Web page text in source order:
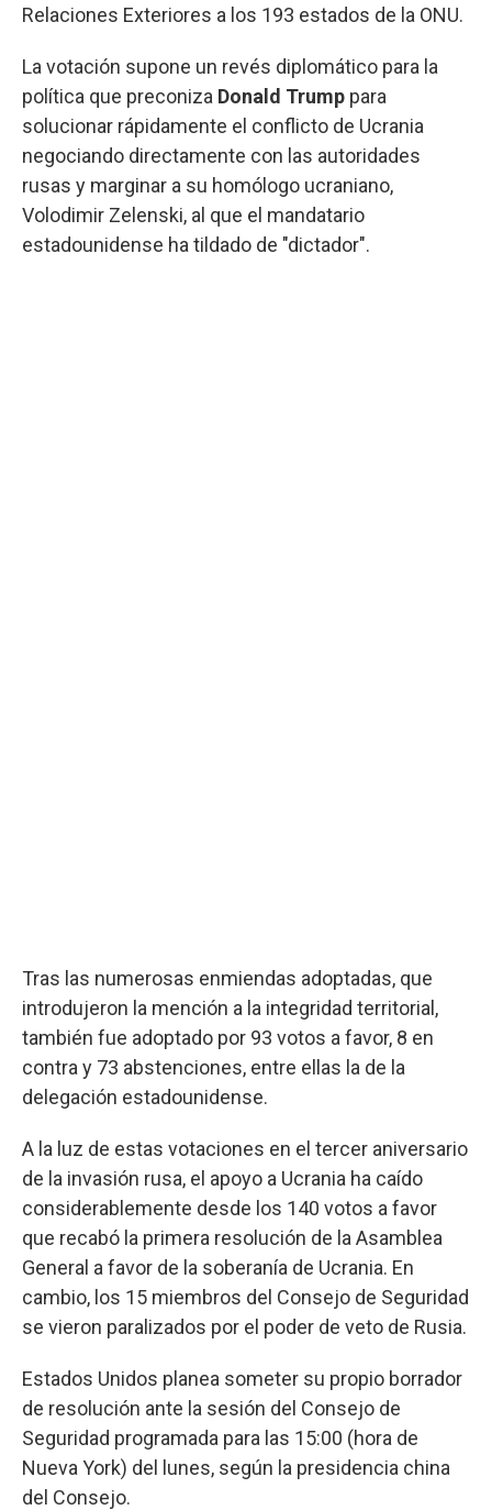
Relaciones Exteriores a los 193 estados de la ONU.
La votación supone un revés diplomático para la
política que preconiza Donald Trump para
solucionar rápidamente el conflicto de Ucrania
negociando directamente con las autoridades
rusas y marginar a su homólogo ucraniano,
Volodimir Zelenski, al que el mandatario
estadounidense ha tildado de "dictador".
Tras las numerosas enmiendas adoptadas, que
introdujeron la mención a la integridad territorial,
también fue adoptado por 93 votos a favor, 8 en
contra y 73 abstenciones, entre ellas la de la
delegación estadounidense.
A la luz de estas votaciones en el tercer aniversario
de la invasión rusa, el apoyo a Ucrania ha caído
considerablemente desde los 140 votos a favor
que recabó la primera resolución de la Asamblea
General a favor de la soberanía de Ucrania. En
cambio, los 15 miembros del Consejo de Seguridad
se vieron paralizados por el poder de veto de Rusia.
Estados Unidos planea someter su propio borrador
de resolución ante la sesión del Consejo de
Seguridad programada para las 15:00 (hora de
Nueva York) del lunes, según la presidencia china
del Consejo.